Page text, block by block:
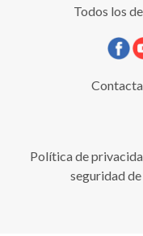
Todos los
Política de
seguridad